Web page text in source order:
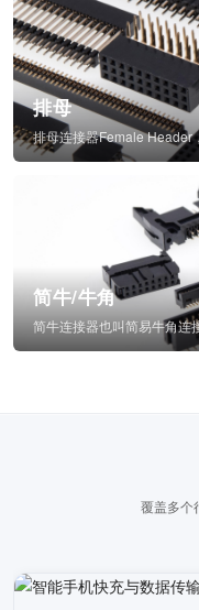
排母
简牛/牛角
覆盖多个